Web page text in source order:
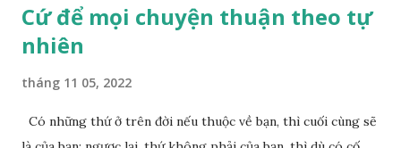
Cứ để mọi chuyện thuận theo tự
nhiên
tháng 11 05, 2022
Có những thứ ở trên đời nếu thuộc về bạn, thì cuối cùng sẽ